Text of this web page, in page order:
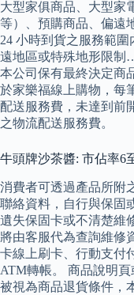
大型家俱商品、大型家
等）、預購商品、偏遠
24 小時到貨之服務範
遠地區或特殊地形限制
本公司保有最終決定商
於家樂福線上購物，每
配送服務費，未達到前
之物流配送服務費。
牛頭牌沙茶醬: 市佔率
消費者可透過產品所附
聯絡資料，自行與保固
遺失保固卡或不清楚維
將由客服代為查詢維修
卡線上刷卡、行動支付
ATM轉帳。 商品說明
被視為商品退貨條件，